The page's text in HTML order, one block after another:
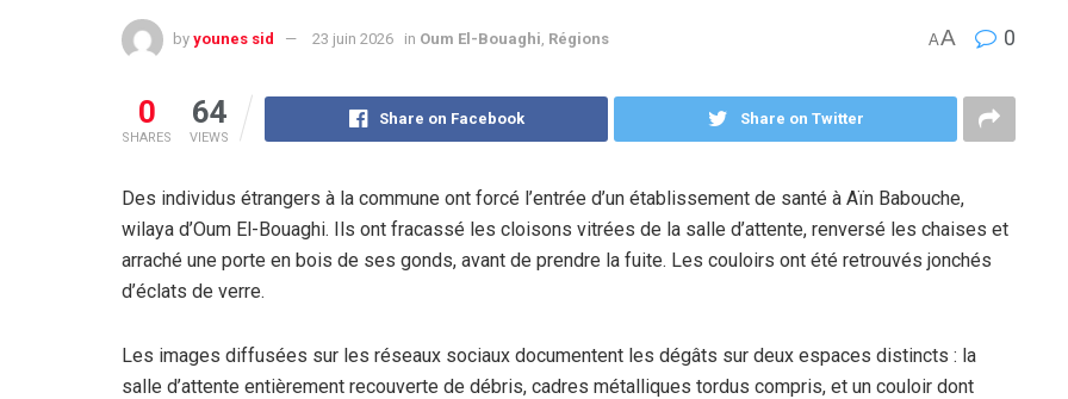
by younes sid 23 juin 2026 in Oum El-Bouaghi Régions AA 0
0
SHARES
64
VIEWS
Share on Facebook Share on Twitter
Des individus étrangers à la commune ont forcé l’entrée d’un établissement de santé à Aïn Babouche,
wilaya d’Oum El-Bouaghi. Ils ont fracassé les cloisons vitrées de la salle d’attente, renversé les chaises et
arraché une porte en bois de ses gonds, avant de prendre la fuite. Les couloirs ont été retrouvés jonchés
d’éclats de verre.
Les images diffusées sur les réseaux sociaux documentent les dégâts sur deux espaces distincts : la
salle d’attente entièrement recouverte de débris, cadres métalliques tordus compris, et un couloir dont